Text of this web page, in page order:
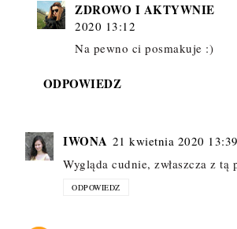
ZDROWO I AKTYWNIE
2020 13:12
Na pewno ci posmakuje :)
ODPOWIEDZ
IWONA 21 kwietnia 2020 13:39
Wygląda cudnie, zwłaszcza z tą
ODPOWIEDZ